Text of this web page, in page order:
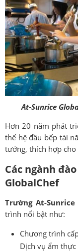
At-Sunrice
Hơn 20 năm phát
thế hệ đầu bếp tài
tưởng, thích hợp cho
Các ngành
GlobalChef
Trường At-
trình nổi bật như:
Chương trình
Dịch vụ ẩm thực